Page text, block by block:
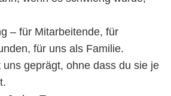
– für Mitarbeitende, für
für uns als Familie.
geprägt, ohne dass du sie je